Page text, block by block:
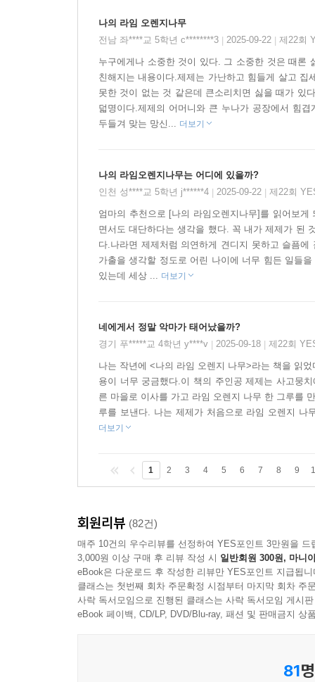
나의 라임 오렌지나무
전남 좌****교 5학년 c********3
2025-09-22 제22회
누구에게나 소중한 것이 있다. 그 소중한 것은 때론
친해지는 내용이다.제제는 가난하고 힘들게 살고
못한 것이 없는 것 같은데 큰소리치면 싫을 때가 있
덟명이다.제제의 어머니와 큰 누나가 공장에서 힘
두들겨 맞는 망신... 더보기
나의 라임오렌지나무는 어디에 있을까?
인천 성****교 5학년 j******4
2025-09-22 제22회
엄마의 추천으로 [나의 라임오렌지나무]를 읽어보
면서도 대단하다는 생각을 했다. 꼭 내가 제제가 된
다.나라면 제제처럼 의연하게 견디지 못하고 슬픔
가출을 생각할 정도로 어린 나이에 너무 힘든 일들
있는데 세상 ... 더보기
네에게서 정말 악마가 태어났을까?
경기 푸*****교 4학년 y****v
2025-09-18 제22회
나는 작년에 <나의 라임 오렌지 나무>라는 책을 읽
용이 너무 궁금했다.이 책의 주인공 제제는 사고뭉
른 마을로 이사를 가고 라임 오렌지 나무 한 그루를
루를 보낸다. 나는 제제가 처음으로 라임 오렌지 나
더보기
1 2 3 4 5 6 7 8 9
회원리뷰 (82건)
매주 10건의 우수리뷰를 선정하여 YES포인트 3만원을 드
3,000원 이상 구매 후 리뷰 작성 시 일반회원 300원, 마니
eBook은 다운로드 후 작성한 리뷰만 YES포인트 지급됩니
클래스는 첫번째 회차 주문확정 시점부터 마지막 회차 주
사락 독서모임으로 진행된 클래스는 사락 독서모임 게시
eBook 페이백, CD/LP, DVD/Blu-ray, 패션 및 판매금지 상
81